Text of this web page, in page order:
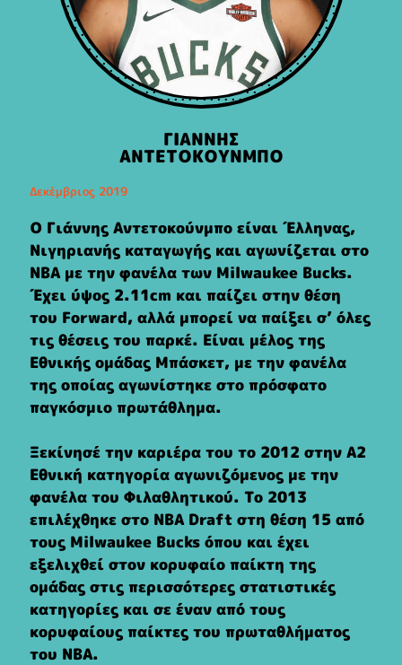
ΓΙΑΝΝΗΣ
ΑΝΤΕΤΟΚΟΥΝΜΠΟ
Δεκέμβριος 2019
Ο Γιάννης Αντετοκούνμπο είναι Έλληνας,
Νιγηριανής καταγωγής και αγωνίζεται στο
NBA με την φανέλα των Milwaukee Bucks.
Έχει ύψος 2.11cm και παίζει στην θέση
του Forward, αλλά μπορεί να παίξει σ’ όλες
τις θέσεις του παρκέ. Είναι μέλος της
Εθνικής ομάδας Μπάσκετ, με την φανέλα
της οποίας αγωνίστηκε στο πρόσφατο
παγκόσμιο πρωτάθλημα.
Ξεκίνησέ την καριέρα του το 2012 στην Α2
Εθνική κατηγορία αγωνιζόμενος με την
φανέλα του Φιλαθλητικού. Το 2013
επιλέχθηκε στο ΝΒΑ Draft στη θέση 15 από
τους Milwaukee Bucks όπου και έχει
εξελιχθεί στον κορυφαίο παίκτη της
ομάδας στις περισσότερες στατιστικές
κατηγορίες και σε έναν από τους
κορυφαίους παίκτες του πρωταθλήματος
του ΝΒΑ.